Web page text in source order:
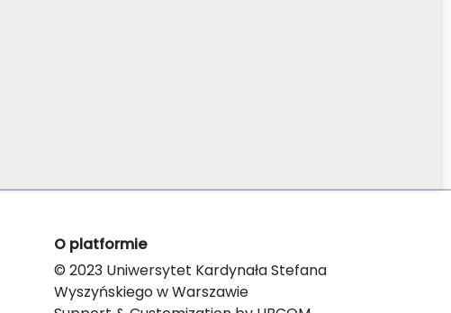
O platformie
© 2023 Uniwersytet Kardynała Stefana
Wyszyńskiego w Warszawie